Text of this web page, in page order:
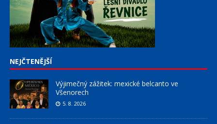
NEJČTENĚJŠÍ
Výjimečný zážitek: mexické belcanto ve
Všenorech
5. 8. 2026